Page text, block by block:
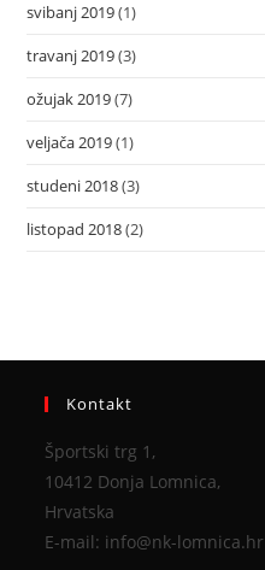
svibanj 2019(1)
travanj 2019(3)
ožujak 2019(7)
veljača 2019(1)
studeni 2018(3)
listopad 2018(2)
Kontakt
Športski trg 1,
10412 Donja Lomnica,
Hrvatska
E-mail: info@nk-lomnica.hr